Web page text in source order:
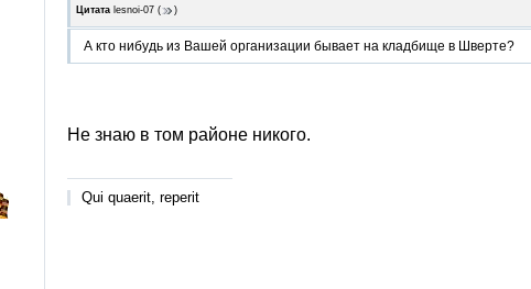
Цитата lesnoi-07 ( )
А кто нибудь из Вашей организации бывает на кладбище в Шверте?
Не знаю в том районе никого.
Qui quaerit, reperit